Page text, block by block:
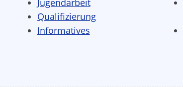
Qualifizierung
Informatives